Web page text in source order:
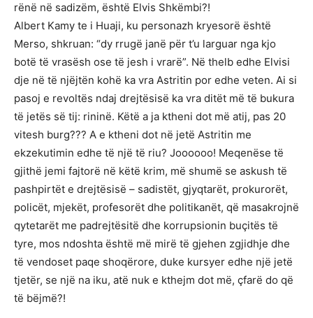
rënë në sadizëm, është Elvis Shkëmbi?!
Albert Kamy te i Huaji, ku personazh kryesorë është
Merso, shkruan: “dy rrugë janë për t’u larguar nga kjo
botë të vrasësh ose të jesh i vrarë”. Në thelb edhe Elvisi
dje në të njëjtën kohë ka vra Astritin por edhe veten. Ai si
pasoj e revoltës ndaj drejtësisë ka vra ditët më të bukura
të jetës së tij: rininë. Këtë a ja ktheni dot më atij, pas 20
vitesh burg??? A e ktheni dot në jetë Astritin me
ekzekutimin edhe të një të riu? Joooooo! Meqenëse të
gjithë jemi fajtorë në këtë krim, më shumë se askush të
pashpirtët e drejtësisë – sadistët, gjyqtarët, prokurorët,
policët, mjekët, profesorët dhe politikanët, që masakrojnë
qytetarët me padrejtësitë dhe korrupsionin buçitës të
tyre, mos ndoshta është më mirë të gjehen zgjidhje dhe
të vendoset paqe shoqërore, duke kursyer edhe një jetë
tjetër, se një na iku, atë nuk e kthejm dot më, çfarë do që
të bëjmë?!